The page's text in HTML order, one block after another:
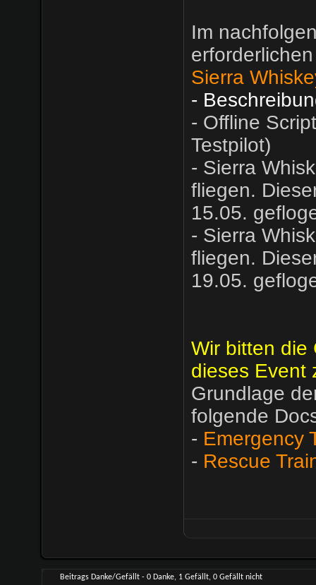
Im
Sierra
-
- Offline
Testpilot)
- Sierra
fliegen.
15.05.
- Sierra
fliegen.
19.05.
Wir bitten die
dieses Event
Grundlage
folgende
- Emergency
- Rescue
Beitrags Danke/Gefällt - 0 Danke, 1 Gefällt, 0 Gefällt nicht